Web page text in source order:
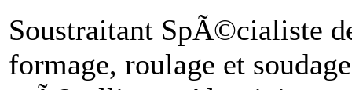
Soustraitant SpÃ©cialiste
formage, roulage et